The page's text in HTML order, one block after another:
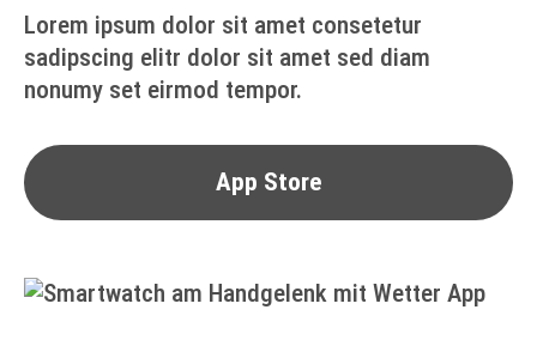
Lorem ipsum dolor sit amet consetetur
sadipscing elitr dolor sit amet sed diam
nonumy set eirmod tempor.
App Store